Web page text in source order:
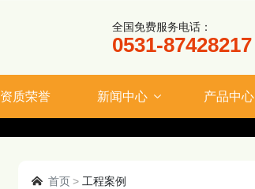
全国免费服务电话：
0531-87428217
资质荣誉 新闻中心 产品中心
首页 工程案例